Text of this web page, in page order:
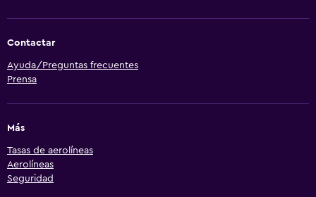
Contactar
Ayuda/Preguntas frecuentes
Prensa
Más
Tasas de aerolíneas
Aerolíneas
Seguridad